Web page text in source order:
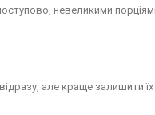
невеликими
але краще залишити